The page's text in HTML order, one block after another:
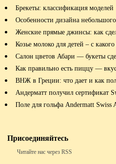
Брекеты: классификация моделей
Особенности дизайна
Женские прямые джинсы: как
Козье молоко для детей – с
Салон цветов Абари — букеты
Как правильно есть пиццу —
ВНЖ в Греции: что дает и как
Андерматт получил сертификат
Поле для гольфа Andermatt Swiss
Присоединяйтесь
Читайте нас через RSS